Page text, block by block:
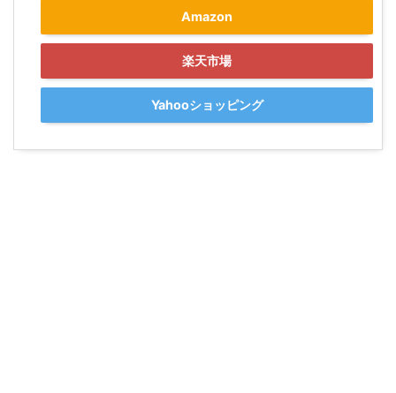
Amazon
楽天市場
Yahooショッピング